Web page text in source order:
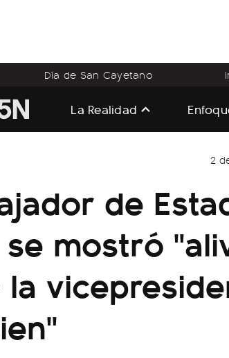
Día de San Cayetano
La Realidad
2
de
mostró